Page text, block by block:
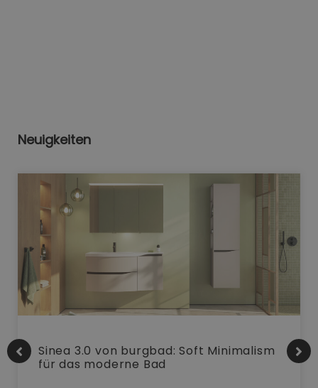
Neuigkeiten
Sinea 3.0 von burgbad: Soft Minimalism
für das moderne Bad